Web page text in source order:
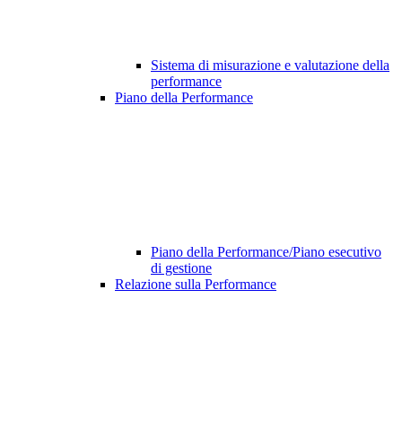
Sistema di misurazione e valutazione della
performance
Piano della Performance
Piano della Performance/Piano esecutivo
di gestione
Relazione sulla Performance